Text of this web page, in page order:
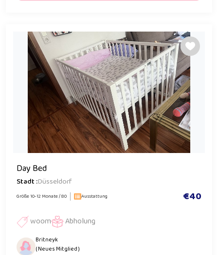
Day Bed
Stadt :Düsseldorf
Größe 10-12 Monate / 80 Ausstattung €40
woom Abholung
Britneyk
( Neues Mitglied )